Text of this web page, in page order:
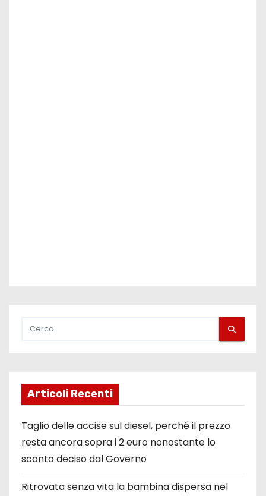
Articoli Recenti
Taglio delle accise sul diesel, perché il prezzo
resta ancora sopra i 2 euro nonostante lo
sconto deciso dal Governo
Ritrovata senza vita la bambina dispersa nel